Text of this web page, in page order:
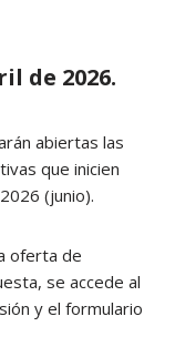
de 2026.
abiertas las
que inicien
(junio).
oferta de
se accede al
y el formulario